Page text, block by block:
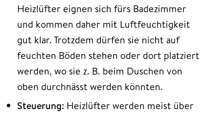
Heizlüfter eignen sich fürs Badezimmer
und kommen daher mit Luftfeuchtigkeit
gut klar. Trotzdem dürfen sie nicht auf
feuchten Böden stehen oder dort platziert
werden, wo sie z. B. beim Duschen von
oben durchnässt werden könnten.
Steuerung: Heizlüfter werden meist über